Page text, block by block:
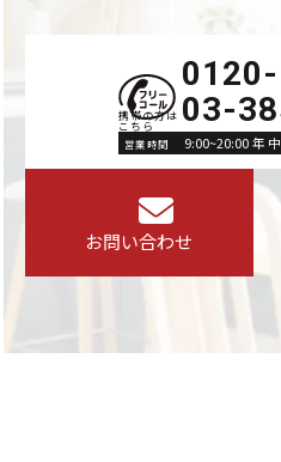
03-
営業時間 9:00~20:00 年
お問い合わせ